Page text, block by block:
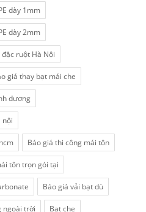
dày 1mm
dày 2mm
ruột Hà Nội
giá thay bạt mái che
dương
nội
Báo giá thi công mái tôn
tôn trọn gói tại
Báo giá vải bạt dù
ngoài trời Bạt che